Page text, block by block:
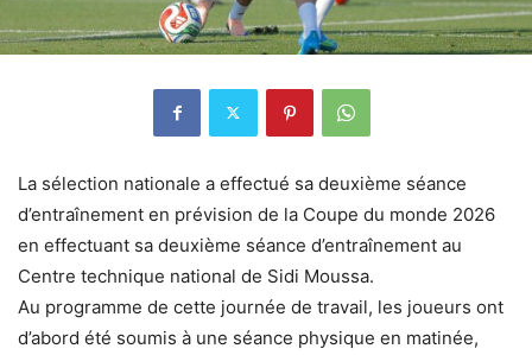
La sélection nationale a effectué sa deuxième séance
d’entraînement en prévision de la Coupe du monde 2026
en effectuant sa deuxième séance d’entraînement au
Centre technique national de Sidi Moussa.
Au programme de cette journée de travail, les joueurs ont
d’abord été soumis à une séance physique en matinée,